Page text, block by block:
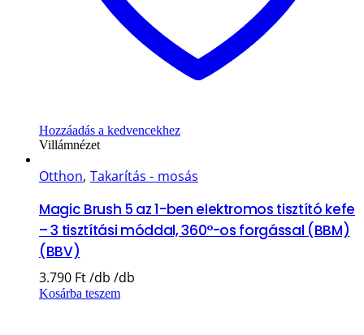
Hozzáadás a kedvencekhez
Villámnézet
Otthon, Takarítás - mosás
Magic Brush 5 az 1-ben elektromos tisztító kefe
– 3 tisztítási móddal, 360°-os forgással (BBM)
(BBV)
3.790 Ft
Kosárba teszem